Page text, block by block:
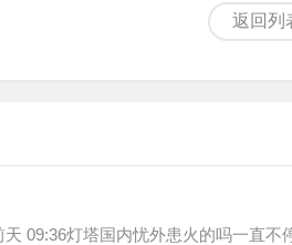
返回列
09:36灯塔国内忧外患火的吗一直不